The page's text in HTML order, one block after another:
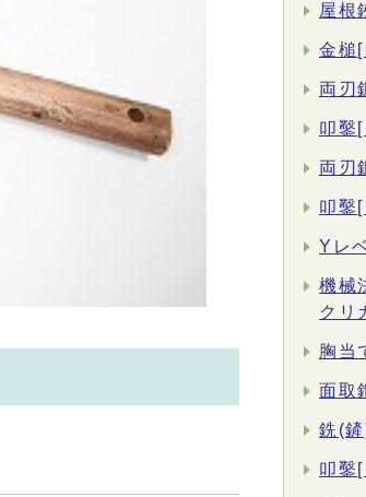
屋根
金槌[
両刃
叩鑿[
両刃
叩鑿[
Yレ
機械
クリ
胸当
面取
銑(鏟
叩鑿[